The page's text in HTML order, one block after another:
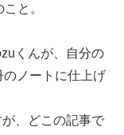
と。
くんが、自分の
のノートに仕上げ
が、どこの記事で